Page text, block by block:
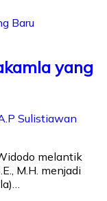
yang
Sulistiawan
melantik
M.H. menjadi